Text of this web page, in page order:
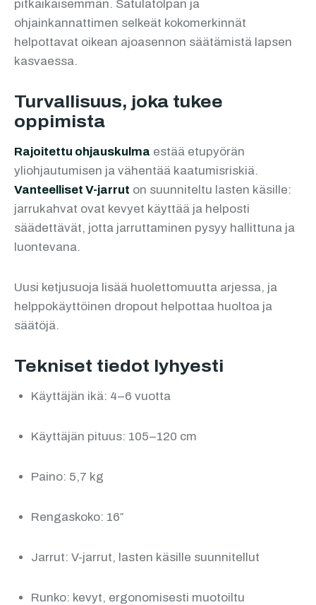
pitkäikäisemmän. Satulatolpan ja
ohjainkannattimen selkeät kokomerkinnät
helpottavat oikean ajoasennon säätämistä lapsen
kasvaessa.
Turvallisuus, joka tukee
oppimista
Rajoitettu ohjauskulma estää etupyörän
yliohjautumisen ja vähentää kaatumisriskiä.
Vanteelliset V-jarrut on suunniteltu lasten käsille:
jarrukahvat ovat kevyet käyttää ja helposti
säädettävät, jotta jarruttaminen pysyy hallittuna ja
luontevana.
Uusi ketjusuoja lisää huolettomuutta arjessa, ja
helppokäyttöinen dropout helpottaa huoltoa ja
säätöjä.
Tekniset tiedot lyhyesti
Käyttäjän ikä: 4–6 vuotta
Käyttäjän pituus: 105–120 cm
Paino: 5,7 kg
Rengaskoko: 16″
Jarrut: V-jarrut, lasten käsille suunnitellut
Runko: kevyt, ergonomisesti muotoiltu